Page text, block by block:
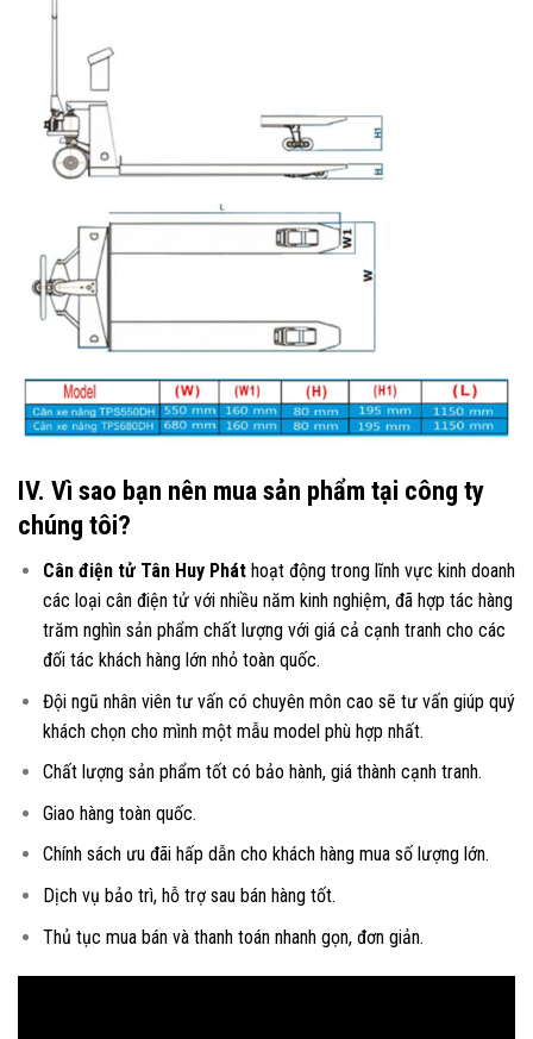
IV. Vì sao bạn nên mua sản phẩm tại công ty
chúng tôi?
Cân điện tử Tân Huy Pháthoạt động trong lĩnh vực kinh doanh
các loại cân điện tửvới nhiều năm kinh nghiệm, đã hợp tác hàng
trăm nghìn sản phẩm chất lượng với giá cả cạnh tranh cho các
đối tác khách hàng lớn nhỏ toàn quốc.
Đội ngũ nhân viên tư vấn có chuyên môn cao sẽ tư vấn giúp quý
khách chọn cho mình một mẫu model phù hợp nhất.
Chất lượng sản phẩm tốt có bảo hành, giá thành cạnh tranh.
Giao hàng toàn quốc.
Chính sách ưu đãi hấp dẫn cho khách hàng mua số lượng lớn.
Dịch vụ bảo trì, hỗ trợ sau bán hàng tốt.
Thủ tục mua bán và thanh toán nhanh gọn, đơn giản.